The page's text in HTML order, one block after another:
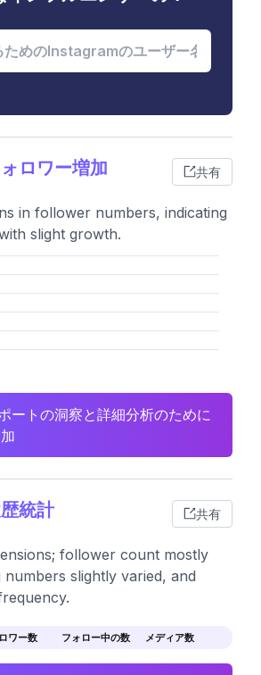
ロワー増加 共有
in follower numbers, indicating
slight growth.
ートの洞察と詳細分析のために
統計 共有
follower count mostly
slightly varied, and
ワー数 フォロー中の数 メディア数